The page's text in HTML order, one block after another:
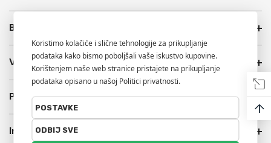
Brendovi
Više Info.
PRIVATNOST I USLOVI PRODAJE
Informacije o trgovini
↑